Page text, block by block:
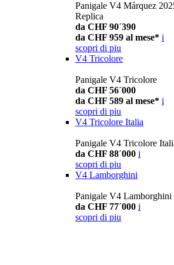
Panigale V4 Márquez
Replica
da CHF 90´390
da CHF 959 al mese* i
scopri di piu
V4 Tricolore
Panigale V4 Tricolore
da CHF 56´000
da CHF 589 al mese* i
scopri di piu
V4 Tricolore Italia
Panigale V4 Tricolore
da CHF 88´000 i
scopri di piu
V4 Lamborghini
Panigale V4 Lamborghini
da CHF 77´000 i
scopri di piu